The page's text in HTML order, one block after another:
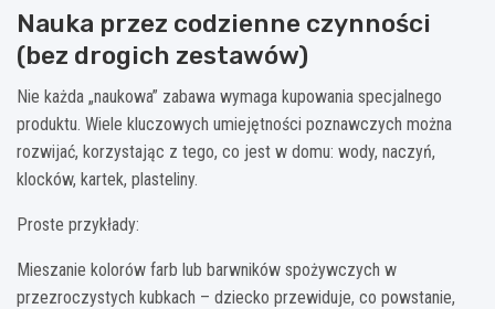
Nauka przez codzienne czynności
(bez drogich zestawów)
Nie każda „naukowa” zabawa wymaga kupowania specjalnego
produktu. Wiele kluczowych umiejętności poznawczych można
rozwijać, korzystając z tego, co jest w domu: wody, naczyń,
klocków, kartek, plasteliny.
Proste przykłady:
Mieszanie kolorów farb lub barwników spożywczych w
przezroczystych kubkach – dziecko przewiduje, co powstanie,